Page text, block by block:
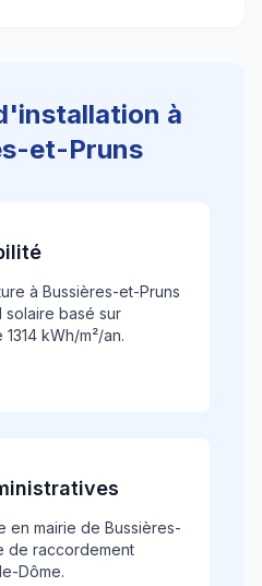
à
et-Pruns
à Bussières-et-Pruns
basé sur
kWh/m²/an.
en mairie de Bussières-
de raccordement
Dôme.